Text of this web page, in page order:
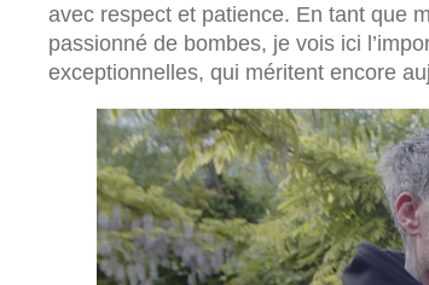
avec respect et patience. En tant que
passionné de bombes, je vois ici
exceptionnelles, qui méritent encore